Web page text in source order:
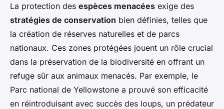
La protection des espèces menacées exige des
stratégies de conservation bien définies, telles que
la création de réserves naturelles et de parcs
nationaux. Ces zones protégées jouent un rôle crucial
dans la préservation de la biodiversité en offrant un
refuge sûr aux animaux menacés. Par exemple, le
Parc national de Yellowstone a prouvé son efficacité
en réintroduisant avec succès des loups, un prédateur